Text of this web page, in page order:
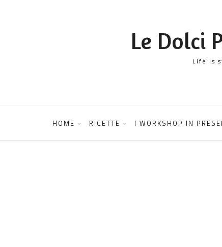
Le Dolci
Life is
HOME RICETTE I WORKSHOP IN